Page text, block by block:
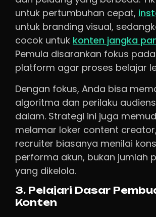
untuk pertumbuhan cepat,
untuk branding visual,
cocok untuk konten jangka
Pemula disarankan fokus
platform agar proses belajar
Dengan fokus, Anda bisa
algoritma dan perilaku
dalam. Strategi ini juga
melamar loker content
recruiter biasanya menilai
performa akun, bukan jumlah
yang dikelola.
3. Pelajari Dasar
Konten